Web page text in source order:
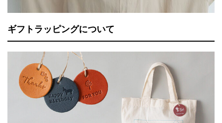
ギフトラッピングについて